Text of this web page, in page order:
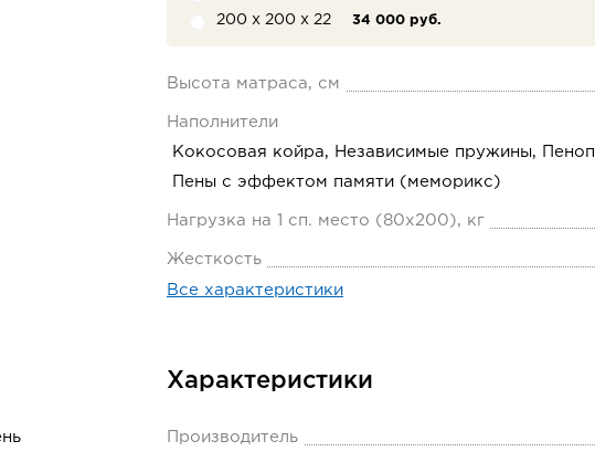
200 х 200 х 22 34 000 руб.
Высота матраса, см
Наполнители
Кокосовая койра, Независимые пружины,
Пены с эффектом памяти (меморикс)
Нагрузка на 1 сп. место (80х200), кг
Жесткость
Все характеристики
Характеристики
Производитель